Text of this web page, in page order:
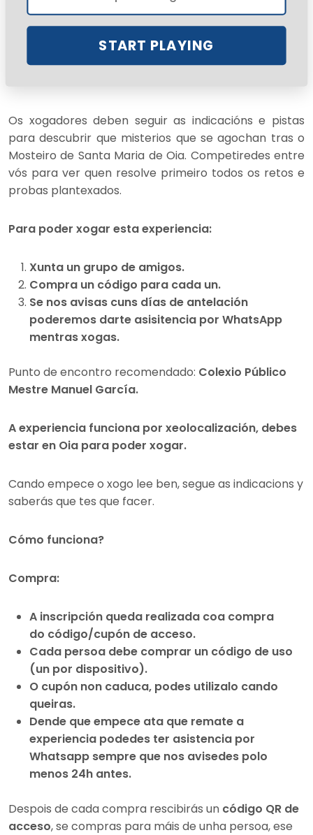
Os xogadores deben seguir as indicacións e pistas
para descubrir que misterios que se agochan tras o
Mosteiro de Santa Maria de Oia. Competiredes entre
vós para ver quen resolve primeiro todos os retos e
probas plantexados.
Para poder xogar esta experiencia:
Xunta un grupo de amigos.
Compra un código para cada un.
Se nos avisas cuns días de antelación
poderemos darte asisitencia por WhatsApp
mentras xogas.
Punto de encontro recomendado: Colexio Público
Mestre Manuel García.
A experiencia funciona por xeolocalización, debes
estar en Oia para poder xogar.
Cando empece o xogo lee ben, segue as indicacions y
saberás que tes que facer.
Cómo funciona?
Compra:
A inscripción queda realizada coa compra
do código/cupón de acceso.
Cada persoa debe comprar un código de uso
(un por dispositivo).
O cupón non caduca, podes utilizalo cando
queiras.
Dende que empece ata que remate a
experiencia podedes ter asistencia por
Whatsapp sempre que nos avisedes polo
menos 24h antes.
Despois de cada compra rescibirás un código QR de
acceso, se compras para máis de unha persoa, ese
START PLAYING